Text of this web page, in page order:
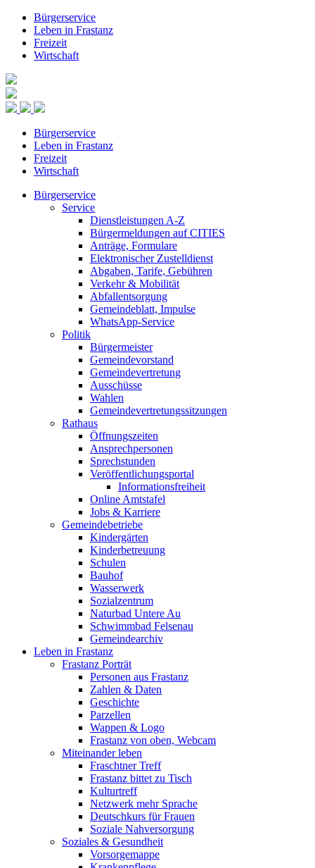
Bürgerservice
Leben in Frastanz
Freizeit
Wirtschaft
Bürgerservice
Leben in Frastanz
Freizeit
Wirtschaft
Bürgerservice
Service
Dienstleistungen A-Z
Bürgermeldungen auf CITIES
Anträge, Formulare
Elektronischer Zustelldienst
Abgaben, Tarife, Gebühren
Verkehr & Mobilität
Abfallentsorgung
Gemeindeblatt, Impulse
WhatsApp-Service
Politik
Bürgermeister
Gemeindevorstand
Gemeindevertretung
Ausschüsse
Wahlen
Gemeindevertretungssitzungen
Rathaus
Öffnungszeiten
Ansprechpersonen
Sprechstunden
Veröffentlichungsportal
Informationsfreiheit
Online Amtstafel
Jobs & Karriere
Gemeindebetriebe
Kindergärten
Kinderbetreuung
Schulen
Bauhof
Wasserwerk
Sozialzentrum
Naturbad Untere Au
Schwimmbad Felsenau
Gemeindearchiv
Leben in Frastanz
Frastanz Porträt
Personen aus Frastanz
Zahlen & Daten
Geschichte
Parzellen
Wappen & Logo
Frastanz von oben, Webcam
Miteinander leben
Fraschtner Treff
Frastanz bittet zu Tisch
Kulturtreff
Netzwerk mehr Sprache
Deutschkurs für Frauen
Soziale Nahversorgung
Soziales & Gesundheit
Vorsorgemappe